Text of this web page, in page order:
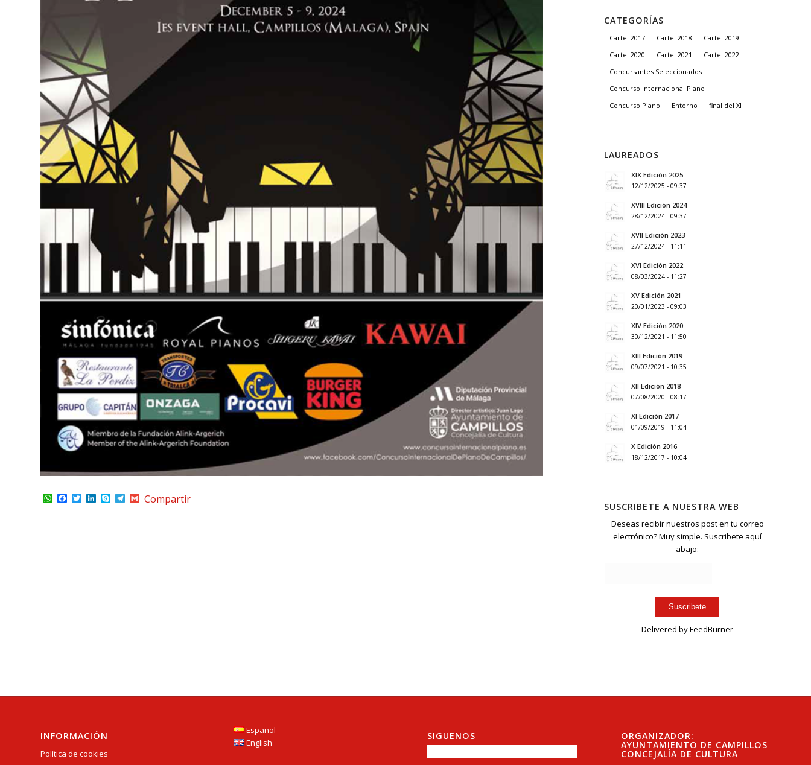
WhatsApp
Facebook
TwitterLinkedIn
SkypeTelegram
Gmail
Compartir
CATEGORÍAS
Cartel 2017 Cartel 2018
Cartel 2019
Cartel 2020
Cartel 2021
Cartel 2022
Concursantes Seleccionados
Concurso Internacional Piano
Concurso Piano
Entorno final del XI
LAUREADOS
XIX Edición 2025
12/12/2025 - 09:37
XVIII Edición 2024
28/12/2024 - 09:37
XVII Edición 2023
27/12/2024 - 11:11
XVI Edición 2022
08/03/2024 - 11:27
XV Edición 2021
20/01/2023 - 09:03
XIV Edición 2020
30/12/2021 - 11:50
XIII Edición 2019
09/07/2021 - 10:35
XII Edición 2018
07/08/2020 - 08:17
XI Edición 2017
01/09/2019 - 11:04
X Edición 2016
18/12/2017 - 10:04
SUSCRIBETE A NUESTRA WEB
Deseas recibir nuestros post en tu correo
electrónico? Muy simple. Suscribete aquí
abajo:
Delivered byFeedBurner
INFORMACIÓN
Política de cookies
Español
English
SIGUENOS ORGANIZADOR:
AYUNTAMIENTO DE CAMPILLOS
CONCEJALÍA DE CULTURA